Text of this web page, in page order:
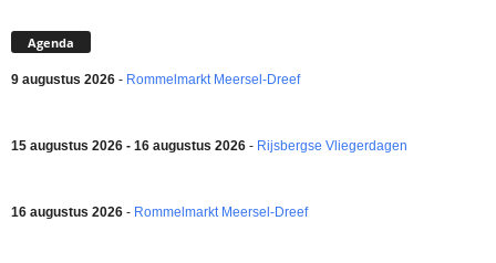
Agenda
9 augustus 2026 - Rommelmarkt Meersel-Dreef
15 augustus 2026 - 16 augustus 2026 - Rijsbergse Vliegerdagen
16 augustus 2026 - Rommelmarkt Meersel-Dreef